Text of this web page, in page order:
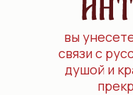
вы
связи с
душой и